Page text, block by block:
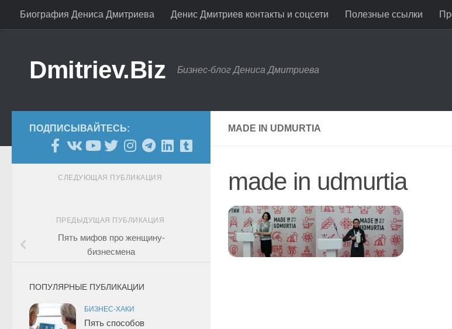
Skip to content
Биография Дениса Дмитриева Денис Дмитриев контакты и соцсети Полезные ссылки
Dmitriev.Biz Бизнес-блог Дениса Дмитриева
MADE IN UDMURTIA
made in udmurtia
ПОДПИСЫВАЙТЕСЬ:
СЛЕДУЮЩАЯ ПУБЛИКАЦИЯ
ПРЕДЫДУЩАЯ ПУБЛИКАЦИЯ
Пять мифов про женщину-
бизнесмена
ПОПУЛЯРНЫЕ ПУБЛИКАЦИИ
БИЗНЕС-ХАКИ
Пять способов